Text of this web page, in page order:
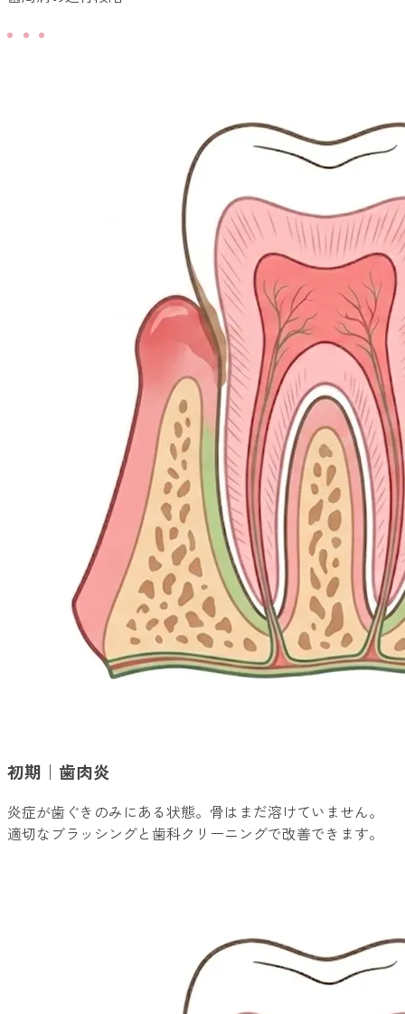
初期｜歯肉炎
炎症が歯ぐきのみにある状態。骨はまだ溶けていません。
適切なブラッシングと歯科クリーニングで改善できます。